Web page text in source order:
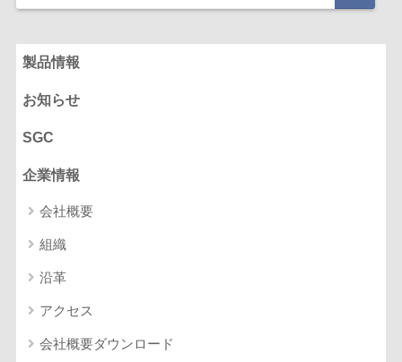
製品情報
お知らせ
SGC
企業情報
会社概要
組織
沿革
アクセス
会社概要ダウンロード